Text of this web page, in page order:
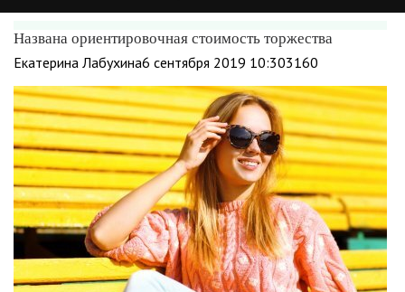
Названа ориентировочная стоимость торжества
Екатерина Лабухина6 сентября 2019 10:303160